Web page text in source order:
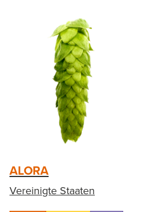
ALORA
Vereinigte Staaten